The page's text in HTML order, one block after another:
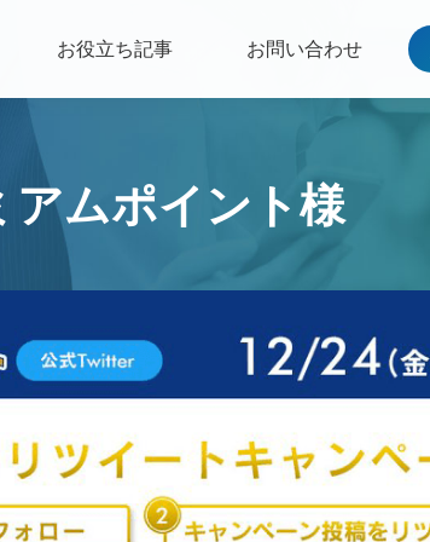
お役立ち記事 お問い合わせ
アムポイント様